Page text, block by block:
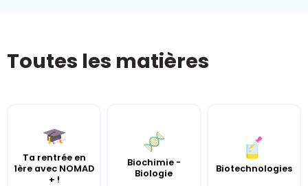
Toutes les matières
Ta rentrée en
1ère avec NOMAD
+ !
Biochimie -
Biologie
Biotechnologies